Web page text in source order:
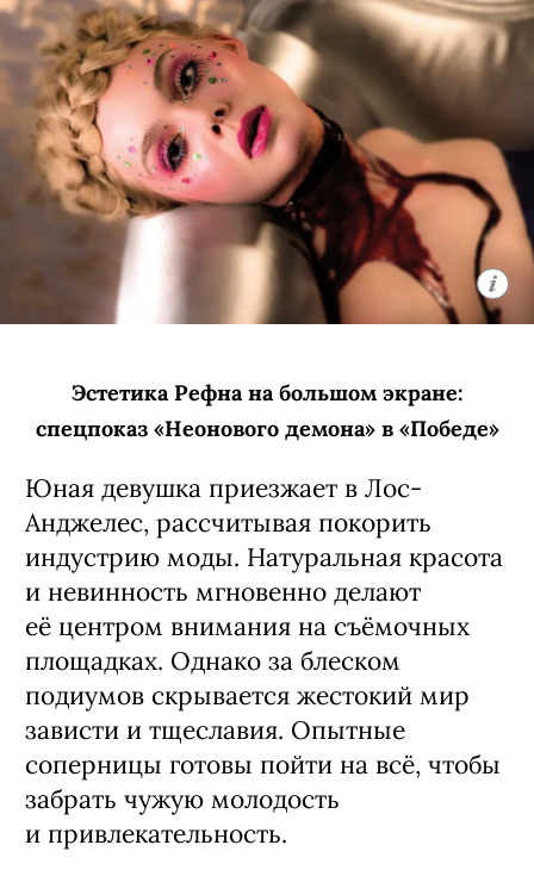
Эстетика Рефна на большом экране:
Юная девушка приезжает в Лос-
Анджелес, рассчитывая покорить
индустрию моды. Натуральная красота
и невинность мгновенно делают
её центром внимания на съёмочных
площадках. Однако за блеском
подиумов скрывается жестокий мир
зависти и тщеславия. Опытные
соперницы готовы пойти на всё, чтобы
забрать чужую молодость
и привлекательность.